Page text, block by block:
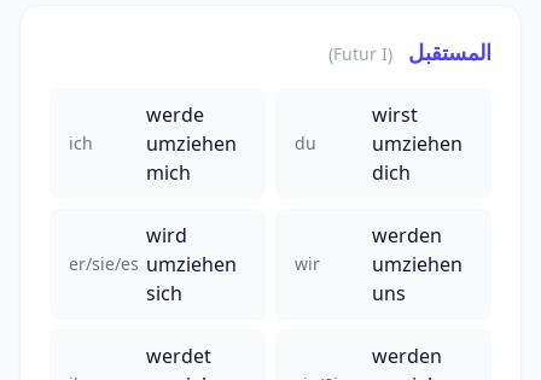
المستقبل (Futur I)
ich
werde
umziehen
mich
du
wirst
umziehen
dich
er/sie/es
wird
umziehen
sich
wir
werden
umziehen
uns
werdet
werden